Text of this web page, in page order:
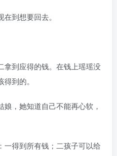
到想要回去。
到应得的钱。在钱上瑶瑶没
到的。
，她知道自己不能再心软，
得到所有钱；二孩子可以给